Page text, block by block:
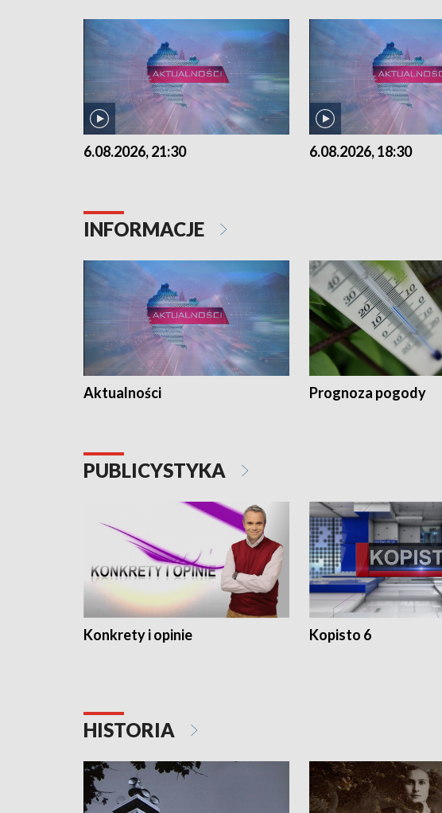
6.08.2026, 21:30 6.08.2026, 18:30
INFORMACJE
Aktualności Prognoza pogody
PUBLICYSTYKA
Konkrety i opinie Kopisto 6
HISTORIA